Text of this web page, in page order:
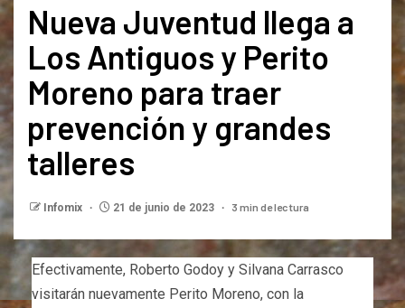
Nueva Juventud llega a
Los Antiguos y Perito
Moreno para traer
prevención y grandes
talleres
Infomix 21 de junio de 2023 3 min de lectura
Efectivamente, Roberto Godoy y Silvana Carrasco
visitarán nuevamente Perito Moreno, con la